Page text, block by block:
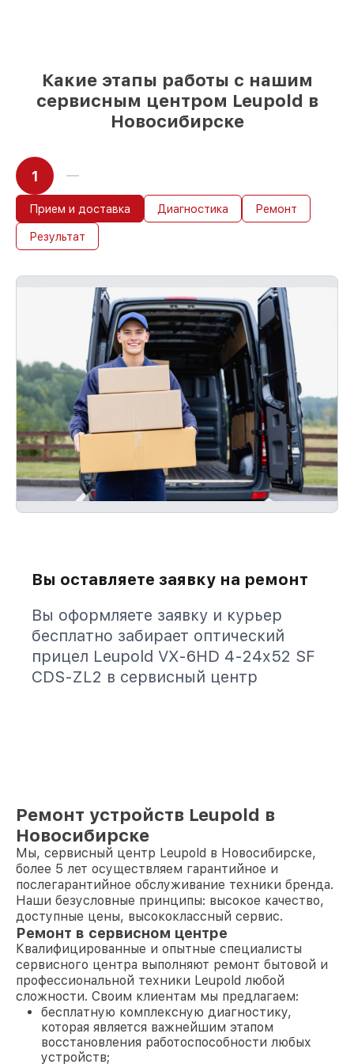
Какие этапы работы с нашим
сервисным центром Leupold в
Новосибирске
1
Прием и доставка Диагностика Ремонт
Результат
Вы оставляете заявку на ремонт
Вы оформляете заявку и курьер
бесплатно забирает оптический
прицел Leupold VX-6HD 4-24x52 SF
CDS-ZL2 в сервисный центр
Ремонт устройств Leupold в
Новосибирске
Мы, сервисный центр Leupold в Новосибирске,
более 5 лет осуществляем гарантийное и
послегарантийное обслуживание техники бренда.
Наши безусловные принципы: высокое качество,
доступные цены, высококлассный сервис.
Ремонт в сервисном центре
Квалифицированные и опытные специалисты
сервисного центра выполняют ремонт бытовой и
профессиональной техники Leupold любой
сложности. Своим клиентам мы предлагаем:
бесплатную комплексную диагностику,
которая является важнейшим этапом
восстановления работоспособности любых
устройств;